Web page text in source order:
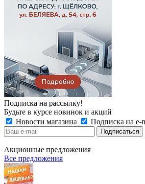
Подписка на рассылку!
Будьте в курсе новинок и акций
Новости магазина
Подписка на e-
Акционные предложения
Все предложения